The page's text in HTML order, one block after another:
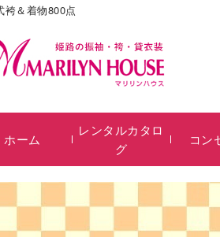
袴＆着物800点
ホーム
レンタルカタロ
グ
コン